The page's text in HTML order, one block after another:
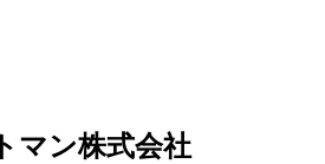
マン株式会社